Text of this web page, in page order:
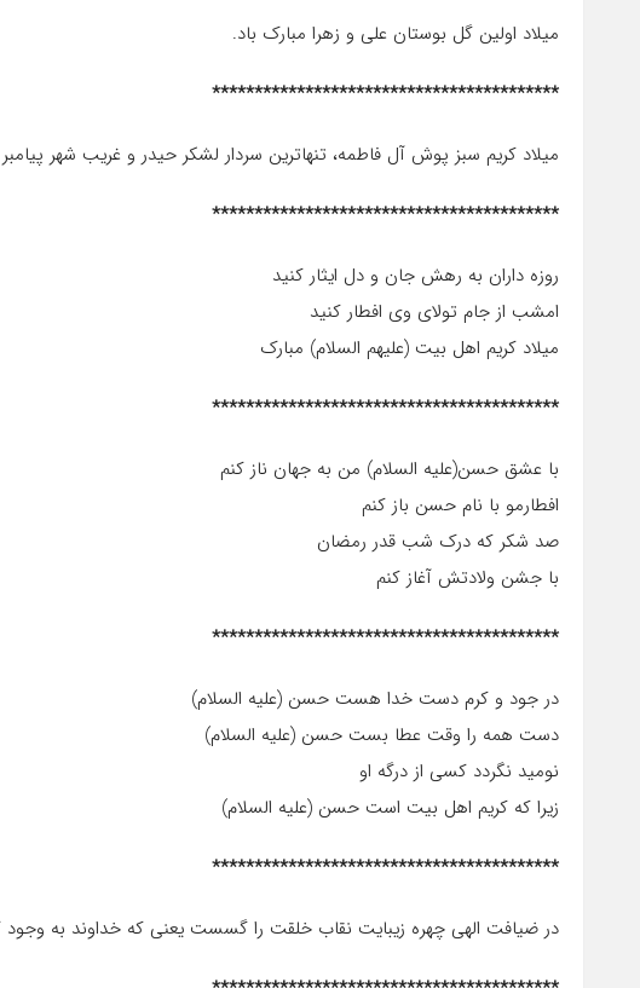
میلاد اولین گل بوستان علی و زهرا مبارک باد.
*****************************************
میلاد کریم سبز پوش آل فاطمه، تنهاترین سردار لشکر حیدر و غریب شهر
*****************************************
روزه داران به رهش جان و دل ایثار کنید
امشب از جام تولای وی افطار کنید
میلاد کریم اهل بیت (علیهم السلام) مبارک
*****************************************
با عشق حسن(علیه السلام) من به جهان ناز کنم
افطارمو با نام حسن باز کنم
صد شکر که درک شب قدر رمضان
با جشن ولادتش آغاز کنم
*****************************************
در جود و کرم دست خدا هست حسن (علیه السلام)
دست همه را وقت عطا بست حسن (علیه السلام)
نومید نگردد کسی از درگه او
زیرا که کریم اهل بیت است حسن (علیه السلام)
*****************************************
در ضیافت الهی چهره زیبایت نقاب خلقت را گسست یعنی که خداوند به